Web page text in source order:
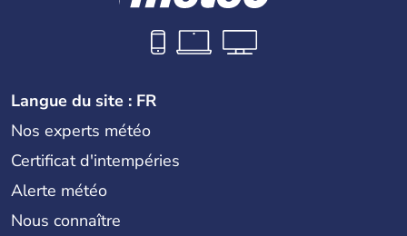
Langue du site : FR
Nos experts météo
Certificat d'intempéries
Alerte météo
Nous connaître